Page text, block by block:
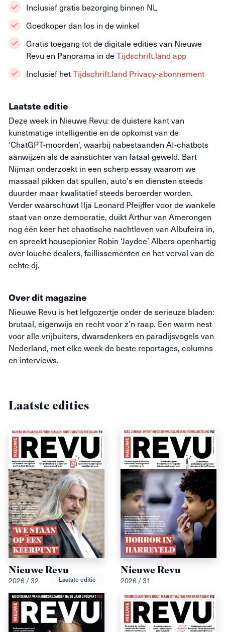
Laatste editie
Deze week in Nieuwe Revu: de duistere kant van
kunstmatige intelligentie en de opkomst van de
'ChatGPT-moorden', waarbij nabestaanden AI-chatbots
aanwijzen als de aanstichter van fataal geweld. Bart
Nijman onderzoekt in een scherp essay waarom we
massaal pikken dat spullen, auto's en diensten steeds
duurder maar kwalitatief steeds beroerder worden.
Verder waarschuwt Ilja Leonard Pfeijffer voor de wankele
staat van onze democratie, duikt Arthur van Amerongen
nog één keer het chaotische nachtleven van Albufeira in,
en spreekt housepionier Robin ‘Jaydee’ Albers openhartig
over louche dealers, faillissementen en het verval van de
echte dj.
Over dit magazine
Nieuwe Revu is het lefgozertje onder de serieuze bladen:
brutaal, eigenwijs en recht voor z’n raap. Een warm nest
voor alle vrijbuiters, dwarsdenkers en paradijsvogels van
Nederland, met elke week de beste reportages, columns
en interviews.
Inclusief gratis bezorging binnen NL
Goedkoper dan los in de winkel
Gratis toegang tot de digitale edities van Nieuwe
Revu en Panorama in de Tijdschrift.land app
Inclusief hetTijdschrift.land Privacy-abonnement
Laatste edities
Nieuwe Revu
2026 / 32 Laatste editie
Nieuwe Revu
2026 / 31